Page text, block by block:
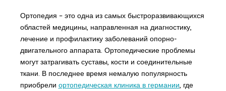
Ортопедия – это одна из самых быстроразвивающихся
областей медицины, направленная на диагностику,
лечение и профилактику заболеваний опорно-
двигательного аппарата. Ортопедические проблемы
могут затрагивать суставы, кости и соединительные
ткани. В последнее время немалую популярность
приобрели ортопедическая клиника в германии , где